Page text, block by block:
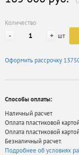
Количество
- + шт
Оформить рассрочку
Способы оплаты:
Наличный расчет
Оплата пластиковой
Оплата пластиковой
Безналичный расчет.
Подробнее об условиях